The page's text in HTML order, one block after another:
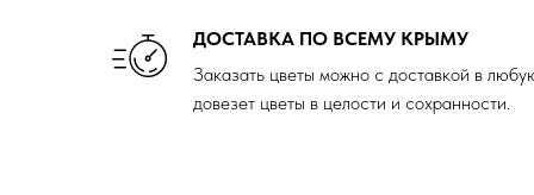
ДОСТАВКА ПО ВСЕМУ КРЫМУ
Заказать цветы можно с доставкой в
довезет цветы в целости и сохранности.